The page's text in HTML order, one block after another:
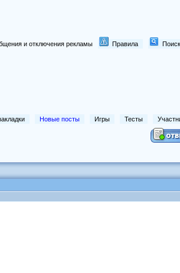
и отключения рекламы Правила Поиск
Новые посты Игры Тесты